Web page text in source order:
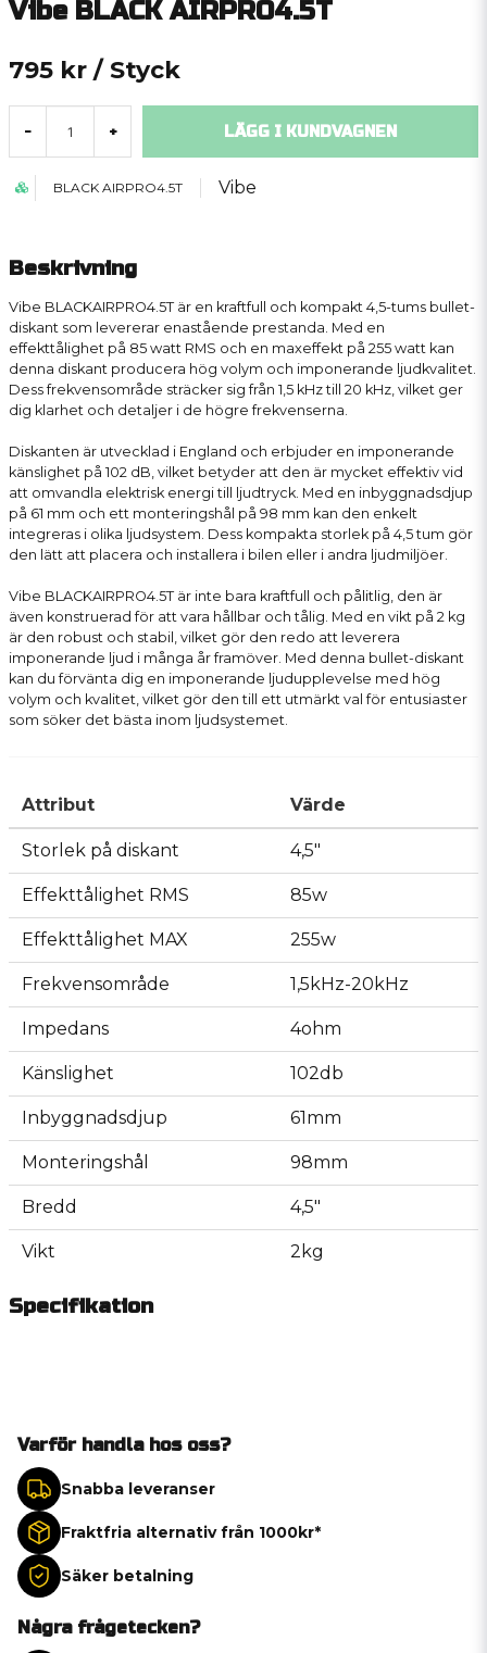
Vibe BLACK AIRPRO4.5T
795 kr / Styck
- + LÄGG I KUNDVAGNEN
BLACK AIRPRO4.5T Vibe
Beskrivning
Vibe BLACKAIRPRO4.5T är en kraftfull och kompakt 4,5-tums bullet-
diskant som levererar enastående prestanda. Med en
effekttålighet på 85 watt RMS och en maxeffekt på 255 watt kan
denna diskant producera hög volym och imponerande ljudkvalitet.
Dess frekvensområde sträcker sig från 1,5 kHz till 20 kHz, vilket ger
dig klarhet och detaljer i de högre frekvenserna.
Diskanten är utvecklad i England och erbjuder en imponerande
känslighet på 102 dB, vilket betyder att den är mycket effektiv vid
att omvandla elektrisk energi till ljudtryck. Med en inbyggnadsdjup
på 61 mm och ett monteringshål på 98 mm kan den enkelt
integreras i olika ljudsystem. Dess kompakta storlek på 4,5 tum gör
den lätt att placera och installera i bilen eller i andra ljudmiljöer.
Vibe BLACKAIRPRO4.5T är inte bara kraftfull och pålitlig, den är
även konstruerad för att vara hållbar och tålig. Med en vikt på 2 kg
är den robust och stabil, vilket gör den redo att leverera
imponerande ljud i många år framöver. Med denna bullet-diskant
kan du förvänta dig en imponerande ljudupplevelse med hög
volym och kvalitet, vilket gör den till ett utmärkt val för entusiaster
som söker det bästa inom ljudsystemet.
Attribut Värde
Storlek på diskant 4,5"
Effekttålighet RMS 85w
Effekttålighet MAX 255w
Frekvensområde 1,5kHz-20kHz
Impedans 4ohm
Känslighet 102db
Inbyggnadsdjup 61mm
Monteringshål 98mm
Bredd 4,5"
Vikt 2kg
Specifikation
Varför handla hos oss?
Snabba leveranser
Fraktfria alternativ från 1000kr*
Säker betalning
Några frågetecken?